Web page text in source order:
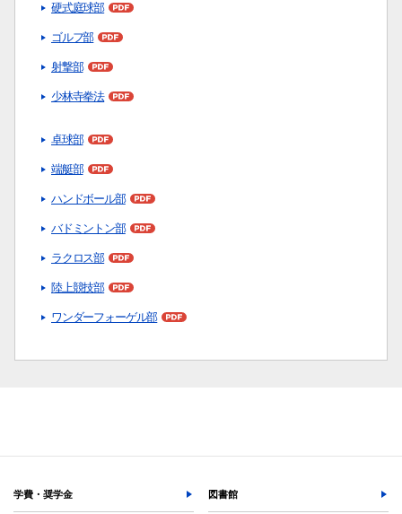
オープンキャンパス
硬式庭球部
ゴルフ部
射撃部
少林寺拳法
卓球部
端艇部
ハンドボール部
バドミントン部
ラクロス部
陸上競技部
ワンダーフォーゲル部
学費・奨学金 図書館